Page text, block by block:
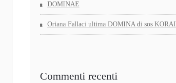
DOMINAE
Oriana Fallaci ultima DOMINA di sos KORAI
Commenti recenti